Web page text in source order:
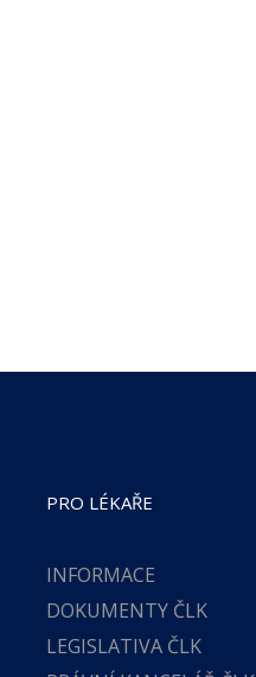
PRO LÉKAŘE
INFORMACE
DOKUMENTY ČLK
LEGISLATIVA ČLK